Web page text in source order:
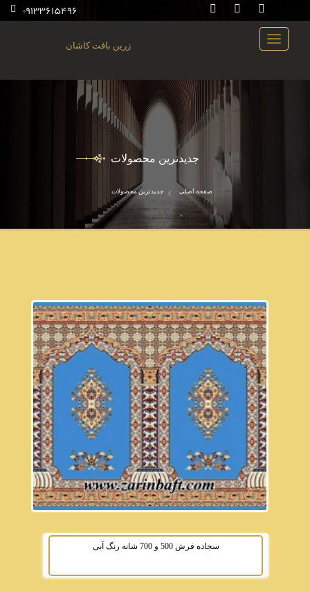
09133615496
زرین بافت کاشان
جدیدترین محصولات
صفحه اصلی جدیدترین محصولات
سجاده فرش 500 و 700 شانه رنگ آبی